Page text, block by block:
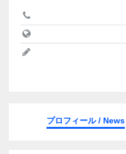
プロフィール / News